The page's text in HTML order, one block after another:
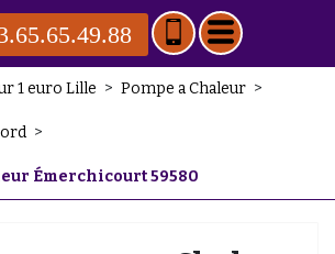
1 euro Lille > Pompe a Chaleur >
>
Émerchicourt 59580